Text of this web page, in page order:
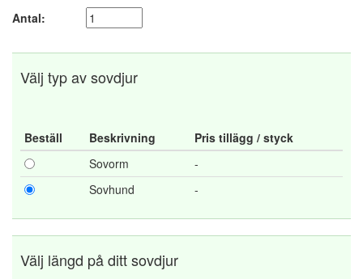
Antal:
Välj typ av sovdjur
Beställ Beskrivning
Pris tillägg / styck
Sovorm
-
Sovhund
-
Välj längd på ditt sovdjur